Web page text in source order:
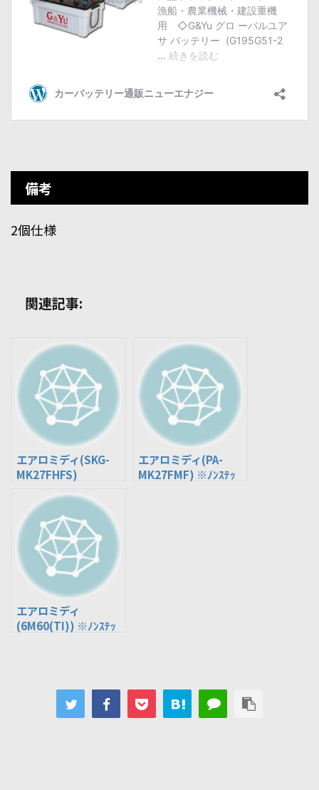
備考
2個仕様
関連記事:
エアロミディ(SKG-
MK27FHFS)
エアロミディ(PA-
MK27FMF) ※ﾉﾝｽﾃｯ
エアロミディ
(6M60(TI)) ※ﾉﾝｽﾃｯ